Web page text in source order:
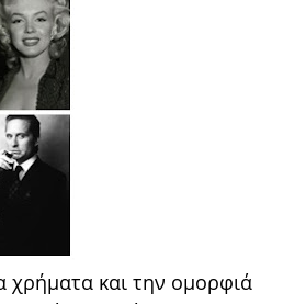
χρήματα και την ομορφιά